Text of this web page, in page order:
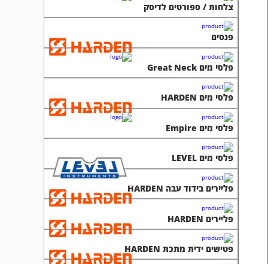
צלחות / ספורטים לדיסק
פנסים
פלסי מים Great Neck
פלסי מים HARDEN
פלסי מים Empire
פלסי מים LEVEL
פליירים בידוד עבה HARDEN
פליירים HARDEN
פטישים ידית מתכת HARDEN